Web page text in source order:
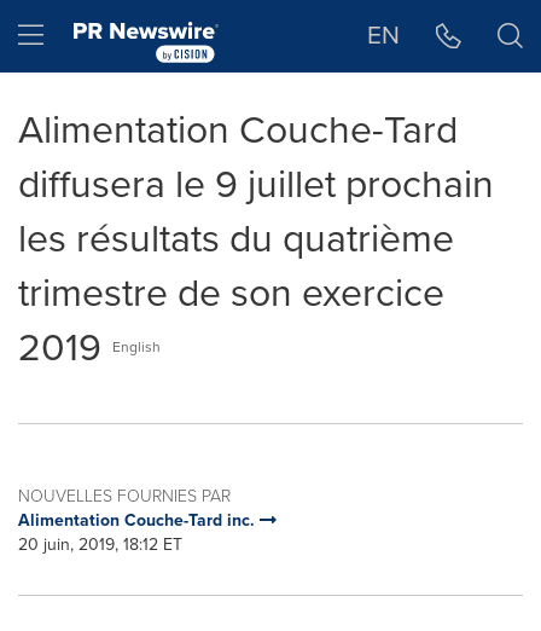
Hamburger menu EN
Alimentation Couche-Tard
diffusera le 9 juillet prochain
les résultats du quatrième
trimestre de son exercice
2019
English
NOUVELLES FOURNIES PAR
Alimentation Couche-Tard inc.
20 juin, 2019, 18:12 ET